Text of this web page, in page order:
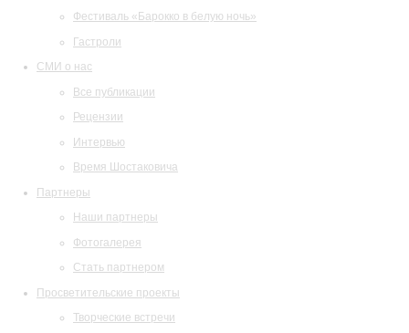
Фестиваль «Барокко в белую ночь»
Гастроли
СМИ о нас
Все публикации
Рецензии
Интервью
Время Шостаковича
Партнеры
Наши партнеры
Фотогалерея
Стать партнером
Просветительские проекты
Творческие встречи